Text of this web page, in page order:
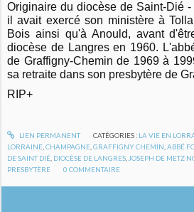
Originaire du diocèse de Saint-Dié
il avait exercé son ministère à
Bois ainsi qu'à Anould, avant
diocèse de Langres en 1960.
de Graffigny-Chemin de 1969 à
sa retraite dans son presbytère de
RIP+
LIEN PERMANENT CATÉGORIES : LA VIE EN
LORRAINE ,CHAMPAGNE ,GRAFFIGNY CHEMIN ,ABBÉ
DE SAINT DIÉ DIOCÈSE DE LANGRES JOSEPH DE METZ
PRESBYTÈRE
0 COMMENTAIRE